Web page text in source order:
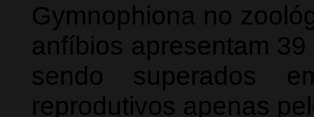
Gymnophiona no
anfíbios apresentam
sendo superados
reprodutivos apenas